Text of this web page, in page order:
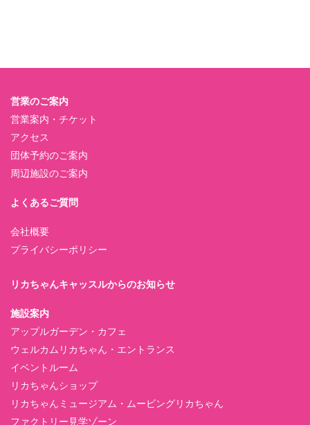
営業のご案内
営業案内・チケット
アクセス
団体予約のご案内
周辺施設のご案内
よくあるご質問
会社概要
プライバシーポリシー
リカちゃんキャッスルからのお知らせ
施設案内
アップルガーデン・カフェ
ウェルカムリカちゃん・エントランス
イベントルーム
リカちゃんショップ
リカちゃんミュージアム・ムービングリカちゃん
ファクトリー見学ゾーン